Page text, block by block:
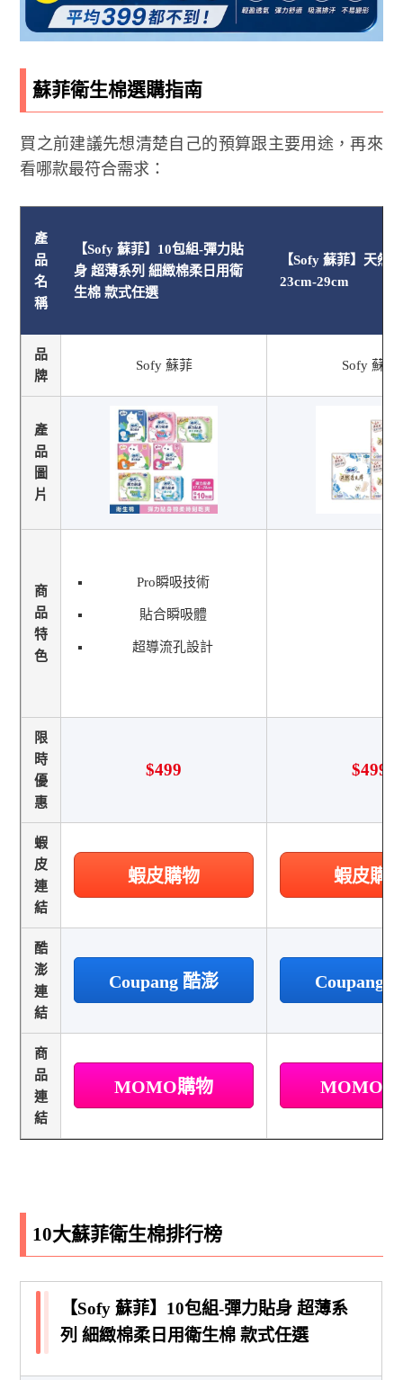
蘇菲衛生棉選購指南
買之前建議先想清楚自己的預算跟主要用途，再來
看哪款最符合需求：
產
品
名
稱
【Sofy 蘇菲】10包組-彈力貼
身 超薄系列 細緻棉柔日用衛
生棉 款式任選
【Sofy 蘇菲】天然
23cm-29cm
品
牌
Sofy 蘇菲 Sofy 蘇菲
產
品
圖
片
商
品
特
色
Pro瞬吸技術
貼合瞬吸體
超導流孔設計
限
時
優
惠
$499 $499
蝦
皮
連
結
蝦皮購物 蝦皮購
酷
澎
連
結
Coupang 酷澎 Coupang
商
品
連
結
MOMO購物 MOMO
10大蘇菲衛生棉排行榜
【Sofy 蘇菲】10包組-彈力貼身 超薄系
列 細緻棉柔日用衛生棉 款式任選